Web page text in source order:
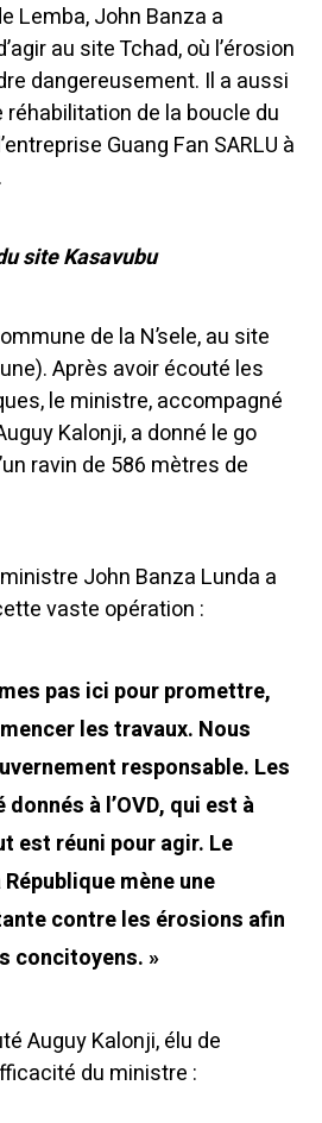
Lemba, John Banza a
au site Tchad, où l’érosion
dangereusement. Il a aussi
de la boucle du
Guang Fan SARLU à
site Kasavubu
de la N’sele, au site
Après avoir écouté les
le ministre, accompagné
Kalonji, a donné le go
ravin de 586 mètres de
John Banza Lunda a
vaste opération :
pas ici pour promettre,
les travaux. Nous
responsable. Les
à l’OVD, qui est à
est réuni pour agir. Le
mène une
contre les érosions afin
concitoyens. »
Auguy Kalonji, élu de
du ministre :